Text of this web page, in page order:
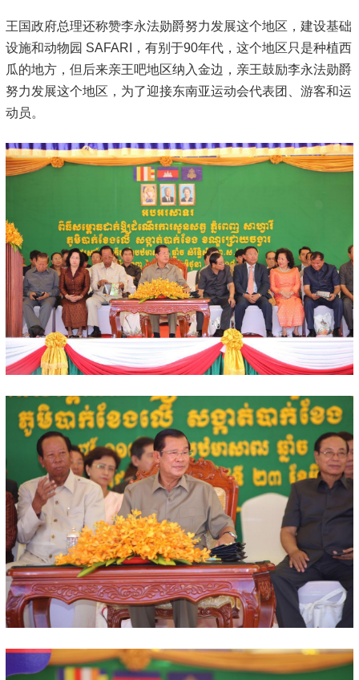
王国政府总理还称赞李永法勋爵努力发展这个地区，建设基础
设施和动物园 SAFARI，有别于90年代，这个地区只是种植西
瓜的地方，但后来亲王吧地区纳入金边，亲王鼓励李永法勋爵
努力发展这个地区，为了迎接东南亚运动会代表团、游客和运
动员。